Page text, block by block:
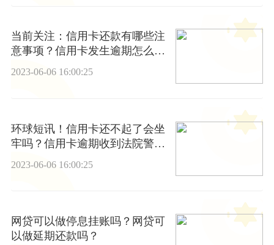
当前关注：信用卡还款有哪些注
意事项？信用卡发生逾期怎么
办？
2023-06-06 16:00:25
环球短讯！信用卡还不起了会坐
牢吗？信用卡逾期收到法院警告
2023-06-06 16:00:25
网贷可以做停息挂账吗？网贷可
以做延期还款吗？